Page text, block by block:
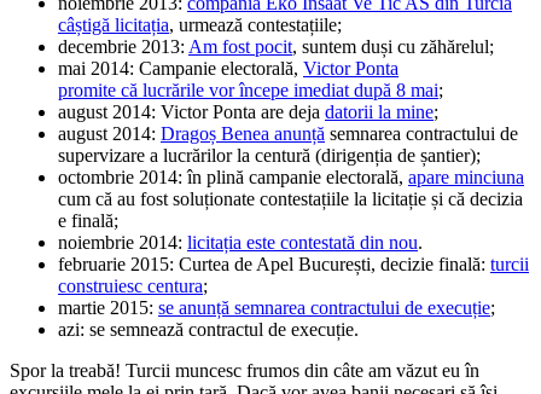
câștigă licitația, urmează contestațiile;
decembrie 2013: Am fost pocit, suntem duși cu zăhărelul;
mai 2014: Campanie electorală, Victor Ponta
promite că lucrările vor începe imediat după 8 mai;
august 2014: Victor Ponta are deja datorii la mine;
august 2014: Dragoș Benea anunță semnarea contractului de
supervizare a lucrărilor la centură (dirigenția de șantier);
octombrie 2014: în plină campanie electorală, apare minciuna
cum că au fost soluționate contestațiile la licitație și că decizia
e finală;
noiembrie 2014: licitația este contestată din nou.
februarie 2015: Curtea de Apel București, decizie finală: turcii
construiesc centura;
martie 2015: se anunță semnarea contractului de execuție;
azi: se semnează contractul de execuție.
Spor la treabă! Turcii muncesc frumos din câte am văzut eu în